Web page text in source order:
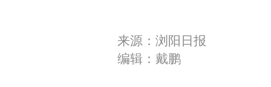
来源：浏阳日报
编辑：戴鹏